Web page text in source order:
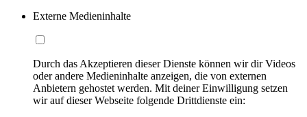
Externe Medieninhalte
Durch das Akzeptieren dieser Dienste können wir dir Videos
oder andere Medieninhalte anzeigen, die von externen
Anbietern gehostet werden. Mit deiner Einwilligung setzen
wir auf dieser Webseite folgende Drittdienste ein: